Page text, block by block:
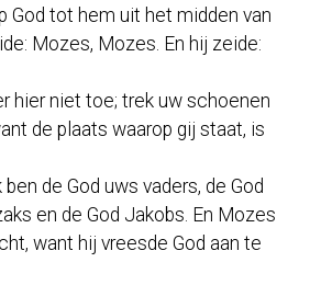
God tot hem uit het midden van
Mozes, Mozes. En hij zeide:
hier niet toe; trek uw schoenen
de plaats waarop gij staat, is
de God uws vaders, de God
en de God Jakobs. En Mozes
want hij vreesde God aan te